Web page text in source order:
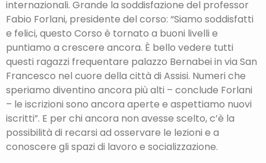
internazionali. Grande la soddisfazione del professor
Fabio Forlani, presidente del corso: “Siamo soddisfatti
e felici, questo Corso è tornato a buoni livelli e
puntiamo a crescere ancora. È bello vedere tutti
questi ragazzi frequentare palazzo Bernabei in via San
Francesco nel cuore della città di Assisi. Numeri che
speriamo diventino ancora più alti – conclude Forlani
– le iscrizioni sono ancora aperte e aspettiamo nuovi
iscritti”. E per chi ancora non avesse scelto, c’è la
possibilità di recarsi ad osservare le lezioni e a
conoscere gli spazi di lavoro e socializzazione.